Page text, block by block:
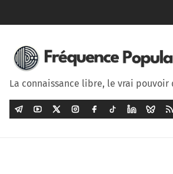
La connaissance libre, le vrai pouvoir